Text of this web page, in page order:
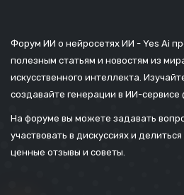
Форум ИИ о нейросетях ИИ - Yes Ai
полезным статьям и новостям из
искусственного интеллекта.
создавайте генерации в ИИ-сервисе
На форуме вы можете задавать
участвовать в дискуссиях и
ценные отзывы и советы.